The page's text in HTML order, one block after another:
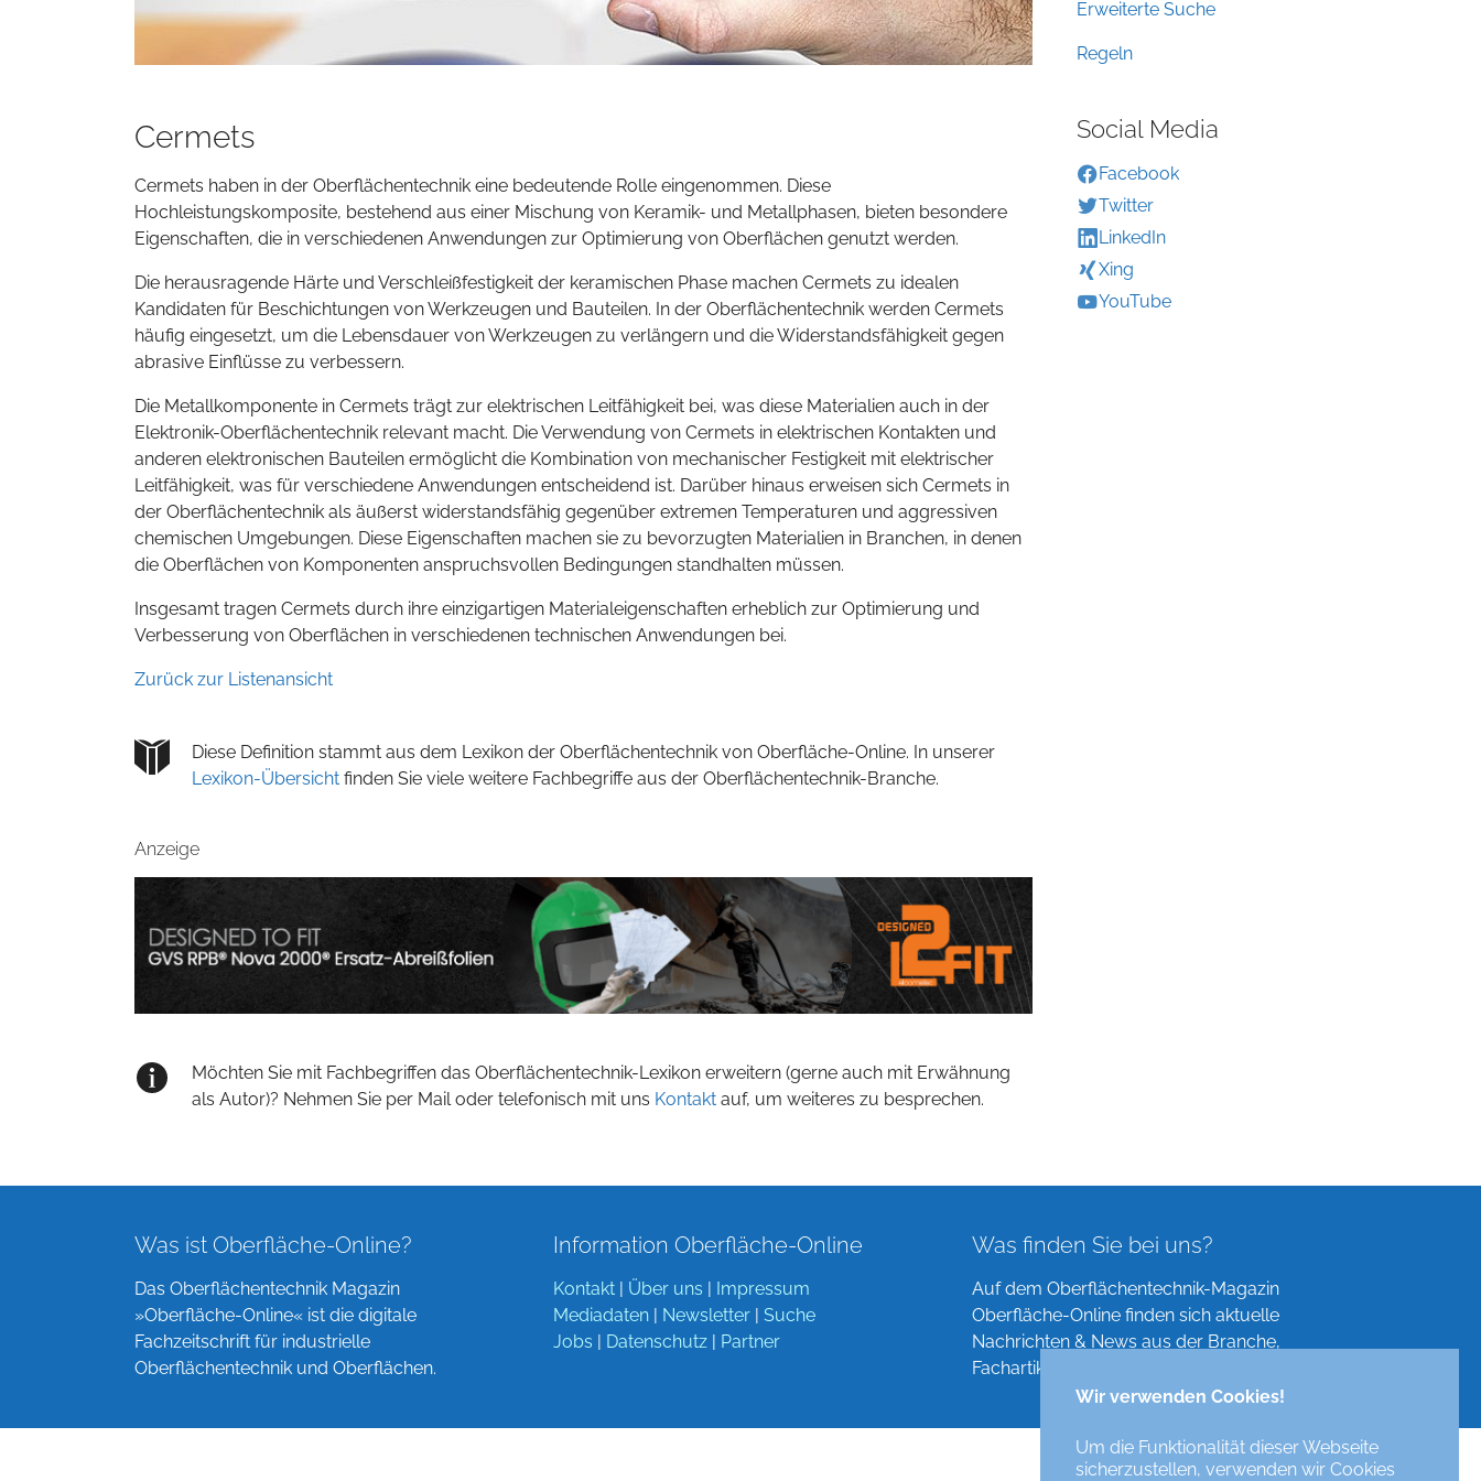
Wir verwenden Cookies!
Um die Funktionalität dieser Webseite
sicherzustellen, verwenden wir Cookies
Cermets
Cermets haben in der Oberflächentechnik eine bedeutende Rolle eingenommen. Diese
Hochleistungskomposite, bestehend aus einer Mischung von Keramik- und Metallphasen, bieten besondere
Eigenschaften, die in verschiedenen Anwendungen zur Optimierung von Oberflächen genutzt werden.
Die herausragende Härte und Verschleißfestigkeit der keramischen Phase machen Cermets zu idealen
Kandidaten für Beschichtungen von Werkzeugen und Bauteilen. In der Oberflächentechnik werden Cermets
häufig eingesetzt, um die Lebensdauer von Werkzeugen zu verlängern und die Widerstandsfähigkeit gegen
abrasive Einflüsse zu verbessern.
Die Metallkomponente in Cermets trägt zur elektrischen Leitfähigkeit bei, was diese Materialien auch in der
Elektronik-Oberflächentechnik relevant macht. Die Verwendung von Cermets in elektrischen Kontakten und
anderen elektronischen Bauteilen ermöglicht die Kombination von mechanischer Festigkeit mit elektrischer
Leitfähigkeit, was für verschiedene Anwendungen entscheidend ist. Darüber hinaus erweisen sich Cermets in
der Oberflächentechnik als äußerst widerstandsfähig gegenüber extremen Temperaturen und aggressiven
chemischen Umgebungen. Diese Eigenschaften machen sie zu bevorzugten Materialien in Branchen, in denen
die Oberflächen von Komponenten anspruchsvollen Bedingungen standhalten müssen.
Insgesamt tragen Cermets durch ihre einzigartigen Materialeigenschaften erheblich zur Optimierung und
Verbesserung von Oberflächen in verschiedenen technischen Anwendungen bei.
Zurück zur Listenansicht
Diese Definition stammt aus dem Lexikon der Oberflächentechnik von Oberfläche-Online. In unserer
Lexikon-Übersicht finden Sie viele weitere Fachbegriffe aus der Oberflächentechnik-Branche.
Anzeige
Möchten Sie mit Fachbegriffen das Oberflächentechnik-Lexikon erweitern (gerne auch mit Erwähnung
als Autor)? Nehmen Sie per Mail oder telefonisch mit uns Kontakt auf, um weiteres zu besprechen.
Erweiterte Suche
Regeln
Social Media
Facebook
Twitter
LinkedIn
Xing
YouTube
Was ist Oberfläche-Online?
Das Oberflächentechnik Magazin
»Oberfläche-Online« ist die digitale
Fachzeitschrift für industrielle
Oberflächentechnik und Oberflächen.
Information Oberfläche-Online
Kontakt | Über uns | Impressum
Mediadaten | Newsletter | Suche
Jobs | Datenschutz | Partner
Was finden Sie bei uns?
Auf dem Oberflächentechnik-Magazin
Oberfläche-Online finden sich aktuelle
Nachrichten & News aus der Branche,
Fachartikel, Verzeichnisse und mehr!